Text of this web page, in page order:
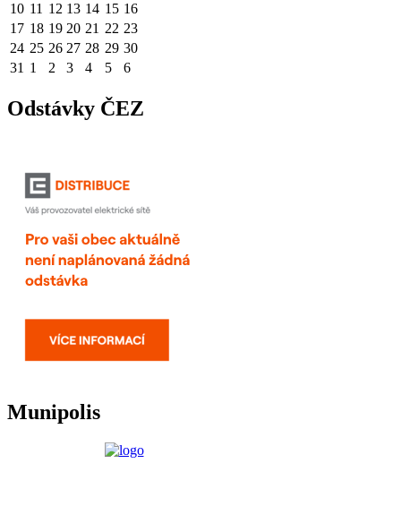
10 11 12 13 14 15 16
17 18 19 20 21 22 23
24 25 26 27 28 29 30
31 1 2 3 4 5 6
Odstávky ČEZ
Munipolis